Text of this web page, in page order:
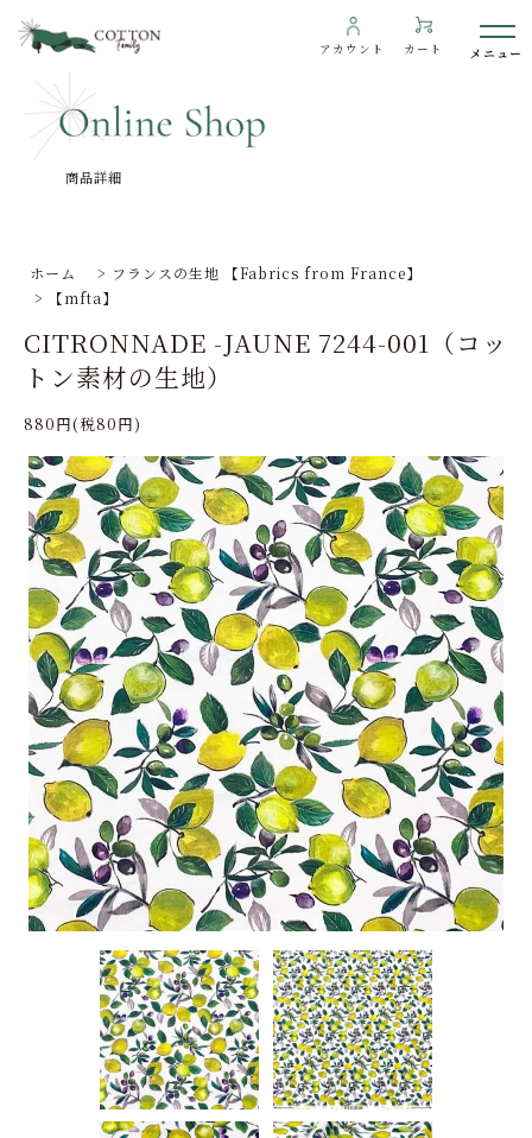
アカウント カート
インフォメーション
To overseas customers
プライバシーポリシー
特定商取引に基づく表記
お問い合わせ
商品詳細
ホーム > フランスの生地 【Fabrics from France】
>
【mfta】
CITRONNADE -JAUNE 7244-001（コッ
トン素材の生地）
880円(税80円)